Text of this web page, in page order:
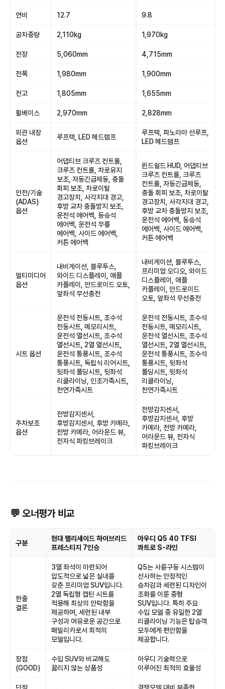
연비 12.7 9.8
공차중량 2,110kg 1,970kg
전장 5,060mm 4,715mm
전폭 1,980mm 1,900mm
전고 1,805mm 1,655mm
휠베이스 2,970mm 2,828mm
외관 내장
옵션
루프랙, LED 헤드램프
루프랙, 파노라마 선루프,
LED 헤드램프
안전/기술
(ADAS)
옵션
어댑티브 크루즈 컨트롤,
크루즈 컨트롤, 차로유지
보조, 자동긴급제동, 충돌
회피 보조, 차로이탈
경고장치, 사각지대 경고,
후방 교차 충돌방지 보조,
운전석 에어백, 동승석
에어백, 운전석 무릎
에어백, 사이드 에어백,
커튼 에어백
윈드쉴드 HUD, 어댑티브
크루즈 컨트롤, 크루즈
컨트롤, 자동긴급제동,
충돌 회피 보조, 차로이탈
경고장치, 사각지대 경고,
후방 교차 충돌방지 보조,
운전석 에어백, 동승석
에어백, 사이드 에어백,
커튼 에어백
멀티미디어
옵션
내비게이션, 블루투스,
와이드 디스플레이, 애플
카플레이, 안드로이드 오토,
앞좌석 무선충전
내비게이션, 블루투스,
프리미엄 오디오, 와이드
디스플레이, 애플
카플레이, 안드로이드
오토, 앞좌석 무선충전
시트 옵션
운전석 전동시트, 조수석
전동시트, 메모리시트,
운전석 열선시트, 조수석
열선시트, 2열 열선시트,
운전석 통풍시트, 조수석
통풍시트, 독립식 리어시트,
뒷좌석 폴딩시트, 뒷좌석
리클라이닝, 인조가죽시트,
천연가죽시트
운전석 전동시트, 조수석
전동시트, 메모리시트,
운전석 열선시트, 조수석
열선시트, 2열 열선시트,
운전석 통풍시트, 조수석
통풍시트, 뒷좌석
폴딩시트, 뒷좌석
리클라이닝,
천연가죽시트
주차보조
옵션
전방감지센서,
후방감지센서, 후방 카메라,
전방 카메라, 어라운드 뷰,
전자식 파킹브레이크
전방감지센서,
후방감지센서, 후방
카메라, 전방 카메라,
어라운드 뷰, 전자식
파킹브레이크
💬 오너평가 비교
구분
현대 팰리세이드 하이브리드
프레스티지 7인승
아우디 Q5 40 TFSI
콰트로 S-라인
한줄
결론
3열 좌석이 마련되어
압도적으로 넓은 실내를
갖춘 프리미엄 SUV입니다.
2열 독립형 캡틴 시트를
적용해 최상의 안락함을
제공하며, 세련된 내부
구성과 여유로운 공간으로
패밀리카로서 최적의
모델입니다.
Q5는 사륜구동 시스템이
선사하는 안정적인
승차감과 세련된 디자인이
조화를 이룬 중형
SUV입니다. 특히 주요
수입 모델 중 유일한 2열
리클라이닝 기능은 탑승객
모두에게 편안함을
제공합니다.
장점
(GOOD)
수입 SUV와 비교해도
꿇리지 않는 상품성
아우디 기술력으로
이루어진 최적의 효율성